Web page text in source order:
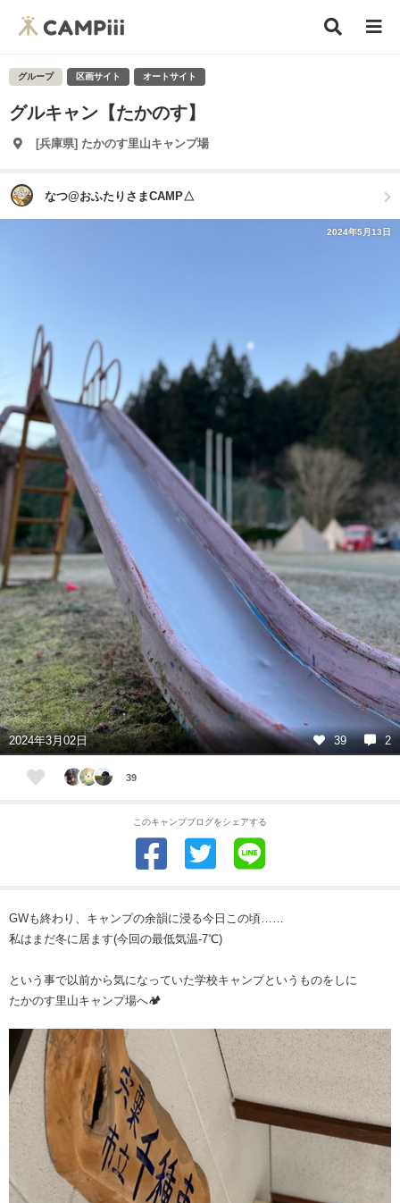
グループ 区画サイト オートサイト
グルキャン【たかのす】
[兵庫県] たかのす里山キャンプ場
なつ@おふたりさまCAMP△
2024年5月13日
2024年3月02日 39 2
39
このキャンプブログをシェアする
GWも終わり、キャンプの余韻に浸る今日この頃……
私はまだ冬に居ます(今回の最低気温-7℃)
という事で以前から気になっていた学校キャンプというものをしに
たかのす里山キャンプ場へ🏕